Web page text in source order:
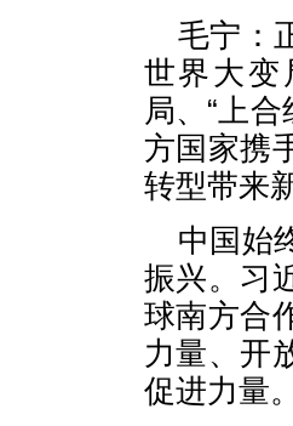
毛宁：
世界大变
局、“上
方国家携
转型带来
中国始
振兴。习
球南方合
力量、开
促进力量。